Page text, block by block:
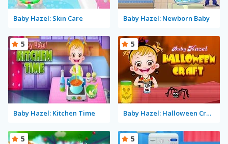
Baby Hazel: Skin Care Baby Hazel: Newborn Baby
Baby Hazel: Kitchen Time
5
Baby Hazel: Halloween Crafts
5
5 5